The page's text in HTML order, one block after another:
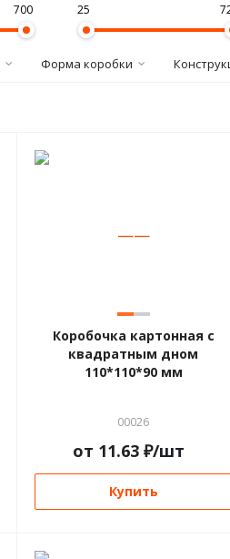
700 25
Форма коробки
——
Коробочка картонная с
квадратным дном
110*110*90 мм
00026
от 11.63 ₽/шт
Купить